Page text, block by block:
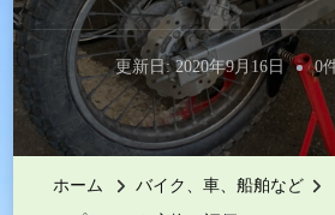
更新日:2020年9月16日
ス
プ
ロ
0
ホーム バイク、車、船舶など